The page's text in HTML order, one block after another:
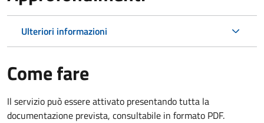
Ulteriori informazioni
Come fare
Il servizio può essere attivato presentando tutta la
documentazione prevista, consultabile in formato PDF.